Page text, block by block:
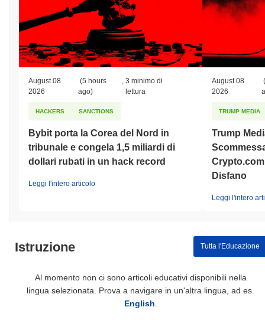
August 08
2026
(5 hours
ago)
,3 minimo di
lettura
HACKERS SANCTIONS
Bybit porta la Corea del Nord in
tribunale e congela 1,5 miliardi di
dollari rubati in un hack record
Leggi l'intero articolo
August 08
2026
TRUMP MEDIA
Trump
Disfano
Leggi l'intero
Istruzione Tutta l'Educazione
Al momento non ci sono articoli educativi disponibili nella
lingua selezionata. Prova a navigare in un'altra lingua, ad es.
English